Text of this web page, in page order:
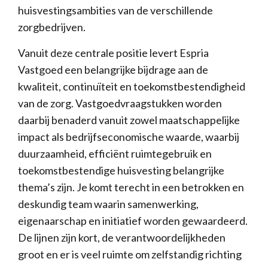
huisvestingsambities van de verschillende
zorgbedrijven.
Vanuit deze centrale positie levert Espria
Vastgoed een belangrijke bijdrage aan de
kwaliteit, continuïteit en toekomstbestendigheid
van de zorg. Vastgoedvraagstukken worden
daarbij benaderd vanuit zowel maatschappelijke
impact als bedrijfseconomische waarde, waarbij
duurzaamheid, efficiënt ruimtegebruik en
toekomstbestendige huisvesting belangrijke
thema’s zijn. Je komt terecht in een betrokken en
deskundig team waarin samenwerking,
eigenaarschap en initiatief worden gewaardeerd.
De lijnen zijn kort, de verantwoordelijkheden
groot en er is veel ruimte om zelfstandig richting